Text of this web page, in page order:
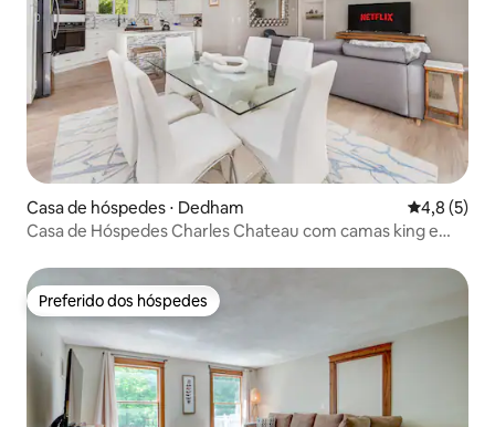
Casa de hóspedes ⋅ Dedham 4,8 de
4,8 (5)
Casa de Hóspedes Charles Chateau com camas king e
Preferido dos hóspedes
Preferido dos hóspedes